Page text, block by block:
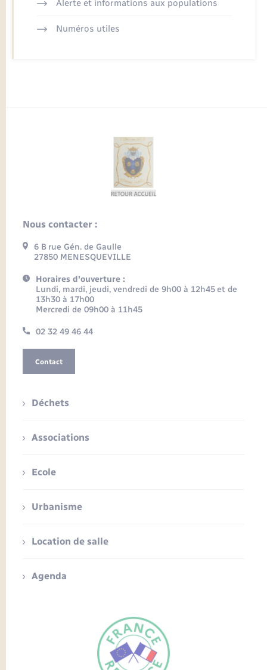
Alerte et informations aux populations
Numéros utiles
Nous contacter :
6 B rue Gén. de Gaulle
27850 MENESQUEVILLE
Horaires d'ouverture :
Lundi, mardi, jeudi, vendredi de 9h00 à 12h45 et de
13h30 à 17h00
Mercredi de 09h00 à 11h45
02 32 49 46 44
Contact
Déchets
Associations
Ecole
Urbanisme
Location de salle
Agenda